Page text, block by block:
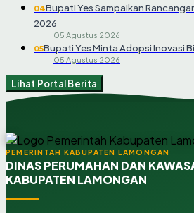
04Bupati Yes Sampaikan
2026
05 Agustus 2026
05Bupati Yes Minta Adopsi Inovasi
05 Agustus 2026
Lihat Portal Berita
PEMERINTAH KABUPATEN LAMONGAN
DINAS PERUMAHAN DAN
KABUPATEN LAMONGAN